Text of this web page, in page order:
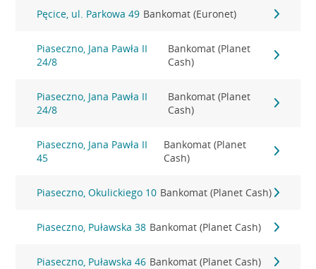
Pęcice, ul. Parkowa 49 Bankomat (Euronet)
Piaseczno, Jana Pawła II
24/8
Bankomat (Planet
Cash)
Piaseczno, Jana Pawła II
24/8
Bankomat (Planet
Cash)
Piaseczno, Jana Pawła II
45
Bankomat (Planet
Cash)
Piaseczno, Okulickiego 10 Bankomat (Planet Cash)
Piaseczno, Puławska 38 Bankomat (Planet Cash)
Piaseczno, Puławska 46 Bankomat (Planet Cash)